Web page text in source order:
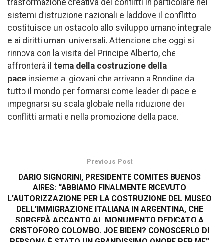
trasformazione creativa dei conflitti in particolare nei
sistemi d’istruzione nazionali e laddove il conflitto
costituisce un ostacolo allo sviluppo umano integrale
e ai diritti umani universali. Attenzione che oggi si
rinnova con la visita del Principe Alberto, che
affronterà il tema della costruzione della
pace insieme ai giovani che arrivano a Rondine da
tutto il mondo per formarsi come leader di pace e
impegnarsi su scala globale nella riduzione dei
conflitti armati e nella promozione della pace.
Previous Post
DARIO SIGNORINI, PRESIDENTE COMITES BUENOS
AIRES: “ABBIAMO FINALMENTE RICEVUTO
L’AUTORIZZAZIONE PER LA COSTRUZIONE DEL MUSEO
DELL’IMMIGRAZIONE ITALIANA IN ARGENTINA, CHE
SORGERÀ ACCANTO AL MONUMENTO DEDICATO A
CRISTOFORO COLOMBO. JOE BIDEN? CONOSCERLO DI